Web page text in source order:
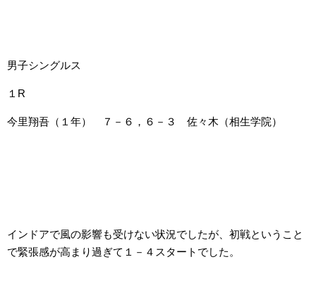
男子シングルス
１R
今里翔吾（１年） ７－６，６－３ 佐々木（相生学院）
インドアで風の影響も受けない状況でしたが、初戦ということ
で緊張感が高まり過ぎて１－４スタートでした。